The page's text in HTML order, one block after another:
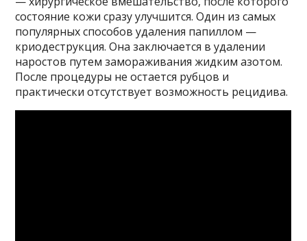
состояние кожи сразу улучшится. Один из самых
популярных способов удаления папиллом —
криодеструкция. Она заключается в удалении
наростов путем замораживания жидким азотом.
После процедуры не остается рубцов и
практически отсутствует возможность рецидива.